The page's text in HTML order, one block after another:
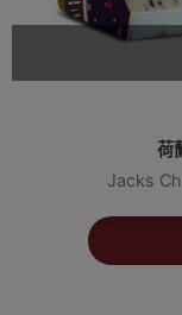
荷
Jacks